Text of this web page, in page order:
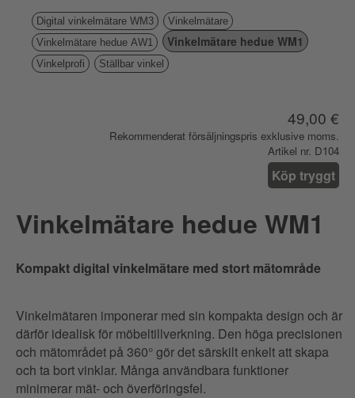
Digital vinkelmätare WM3
Vinkelmätare
Vinkelmätare hedue AW1
Vinkelmätare hedue WM1
Vinkelprofi Ställbar vinkel
49,00 €
Rekommenderat försäljningspris exklusive moms.
Artikel nr. D104
Köp tryggt
Vinkelmätare hedue WM1
Kompakt digital vinkelmätare med stort mätområde
Vinkelmätaren imponerar med sin kompakta design och är
därför idealisk för möbeltillverkning. Den höga precisionen
och mätområdet på 360° gör det särskilt enkelt att skapa
och ta bort vinklar. Många användbara funktioner
minimerar mät- och överföringsfel.